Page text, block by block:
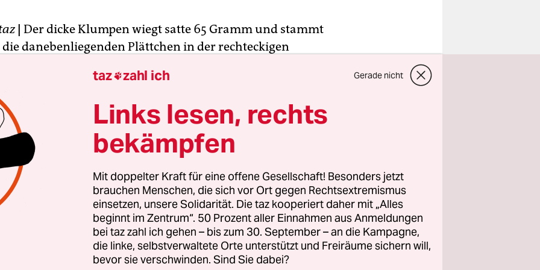
| Der dicke Klumpen wiegt satte 65 Gramm und stammt
die danebenliegenden Plättchen in der rechteckigen
Siepelmeyer sein Gold bezieht – fair gehandelt.
Geologe ist Überzeugungstäter und war schon mehr als
Mal im hohen Norden Argentiniens, wo die
EcoAndina mit einfachen Mitteln Gold aus den Flüssen
„Mit dem Sieb stehen die Compañeros dann im
halten Ausschau nach den kleinen dunkelgelben
die sich dort in schöner Regelmäßigkeit finden“,
taz zahl ich Gerade nicht
Links lesen, rechts
bekämpfen
Mit doppelter Kraft für eine offene Gesellschaft! Besonders jetzt
brauchen Menschen, die sich vor Ort gegen Rechtsextremismus
einsetzen, unsere Solidarität. Die taz kooperiert daher mit „Alles
beginnt im Zentrum“. 50 Prozent aller Einnahmen aus Anmeldungen
bei taz zahl ich gehen – bis zum 30. September – an die Kampagne,
die linke, selbstverwaltete Orte unterstützt und Freiräume sichern will,
bevor sie verschwinden. Sind Sie dabei?